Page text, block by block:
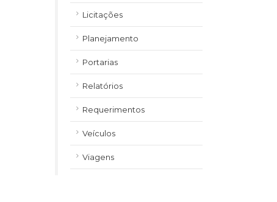
Licitações
Planejamento
Portarias
Relatórios
Requerimentos
Veículos
Viagens